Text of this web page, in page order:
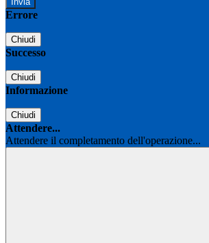
Errore
Chiudi
Successo
Chiudi
Informazione
Chiudi
Attendere...
Attendere il completamento dell'operazione...